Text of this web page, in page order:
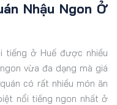
Nhậu Ngon Ở
tiếng ở Huế được nhiều
vừa đa dạng mà giá
có rất nhiều món ăn
nổi tiếng ngon nhất ở